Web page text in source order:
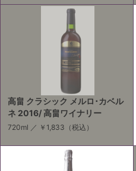
高畠 クラシック メルロ･カベル
ネ 2016/ 高畠ワイナリー
720ml ／ ￥1,833 （税込）